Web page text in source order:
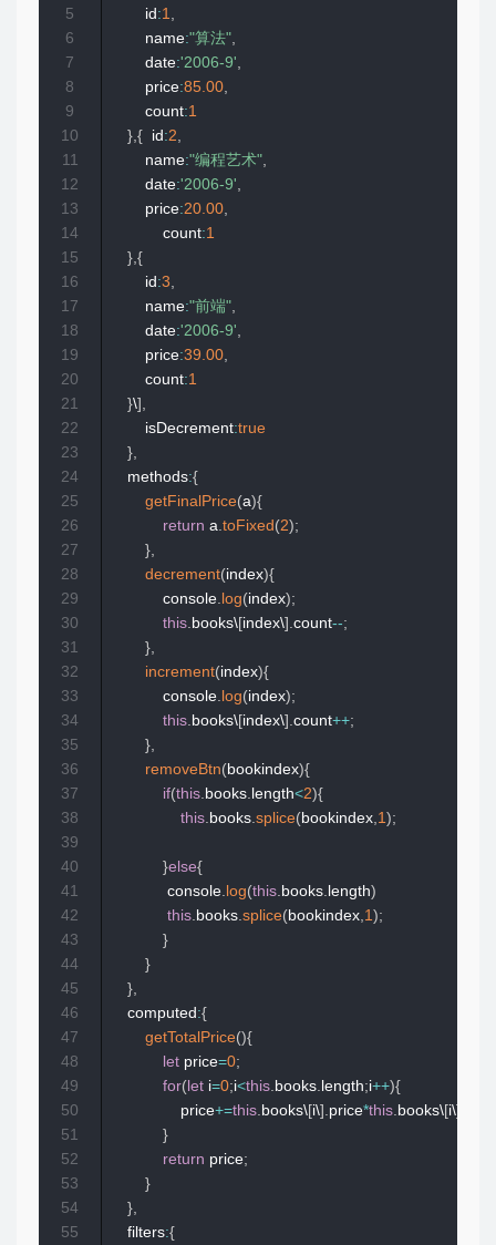
        id
:1,
        name
:"算法",
        date
:'2006-9',
        price
:85.00,
        count
:1
},{
  id
:2,
        name
:"编程艺术",
        date
:'2006-9',
        price
:20.00,
            count
:1
},{
        id
:3,
        name
:"前端",
        date
:'2006-9',
        price
:39.00,
        count
:1
}\] ,
        isDecrement
:true
},
    methods
:{
getFinalPrice(a){
return a.toFixed (2);
},
decrement(index){
            console
. log(index);
this. books\[index\] .count--;
},
increment(index){
            console
. log(index);
this. books\[index\] .count++;
},
removeBtn(bookindex){
if(this. books. length<2){
this. books.splice(bookindex,1);
}else{
             console
. log(this. books. length)
this. books.splice(bookindex,1);
}
}
},
    computed
:{
getTotalPrice(){
let price=0;
for( let i=0;i<this. books. length;i++){
                price
+=this. books\[i\] .price*this. books\[i\]
}
return price;
}
},
    filters
:{
5
6
7
8
9
10
11
12
13
14
15
16
17
18
19
20
21
22
23
24
25
26
27
28
29
30
31
32
33
34
35
36
37
38
39
40
41
42
43
44
45
46
47
48
49
50
51
52
53
54
55